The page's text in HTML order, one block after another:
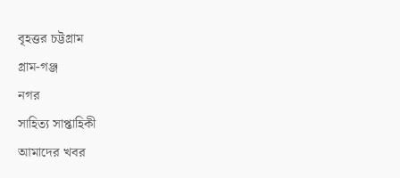
বৃহত্তর চট্টগ্রাম
গ্রাম-গঞ্জ
নগর
সাহিত্য সাপ্তাহিকী
আমাদের খবর